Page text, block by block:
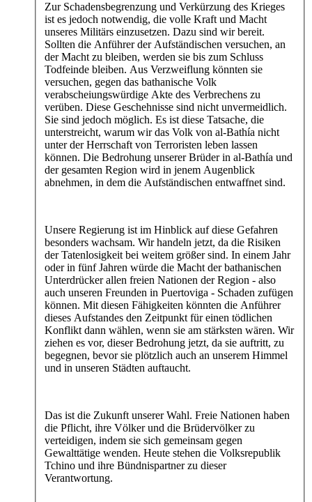
Zur Schadensbegrenzung und Verkürzung des Krieges
ist es jedoch notwendig, die volle Kraft und Macht
unseres Militärs einzusetzen. Dazu sind wir bereit.
Sollten die Anführer der Aufständischen versuchen, an
der Macht zu bleiben, werden sie bis zum Schluss
Todfeinde bleiben. Aus Verzweiflung könnten sie
versuchen, gegen das bathanische Volk
verabscheiungswürdige Akte des Verbrechens zu
verüben. Diese Geschehnisse sind nicht unvermeidlich.
Sie sind jedoch möglich. Es ist diese Tatsache, die
unterstreicht, warum wir das Volk von al-Bathía nicht
unter der Herrschaft von Terroristen leben lassen
können. Die Bedrohung unserer Brüder in al-Bathía und
der gesamten Region wird in jenem Augenblick
abnehmen, in dem die Aufständischen entwaffnet sind.
Unsere Regierung ist im Hinblick auf diese Gefahren
besonders wachsam. Wir handeln jetzt, da die Risiken
der Tatenlosigkeit bei weitem größer sind. In einem Jahr
oder in fünf Jahren würde die Macht der bathanischen
Unterdrücker allen freien Nationen der Region - also
auch unseren Freunden in Puertoviga - Schaden zufügen
können. Mit diesen Fähigkeiten könnten die Anführer
dieses Aufstandes den Zeitpunkt für einen tödlichen
Konflikt dann wählen, wenn sie am stärksten wären. Wir
ziehen es vor, dieser Bedrohung jetzt, da sie auftritt, zu
begegnen, bevor sie plötzlich auch an unserem Himmel
und in unseren Städten auftaucht.
Das ist die Zukunft unserer Wahl. Freie Nationen haben
die Pflicht, ihre Völker und die Brüdervölker zu
verteidigen, indem sie sich gemeinsam gegen
Gewalttätige wenden. Heute stehen die Volksrepublik
Tchino und ihre Bündnispartner zu dieser
Verantwortung.